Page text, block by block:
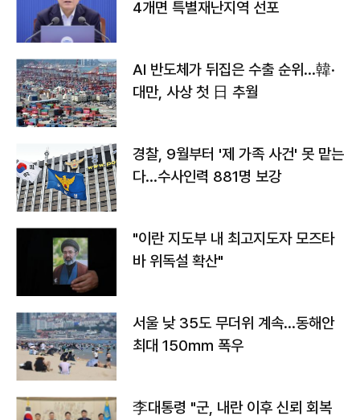
4개면 특별재난지역 선포
AI 반도체가 뒤집은 수출 순위…韓·
대만, 사상 첫 日 추월
경찰, 9월부터 '제 가족 사건' 못 맡는
다…수사인력 881명 보강
"이란 지도부 내 최고지도자 모즈타
바 위독설 확산"
서울 낮 35도 무더위 계속…동해안
최대 150㎜ 폭우
李대통령 "군, 내란 이후 신뢰 회복